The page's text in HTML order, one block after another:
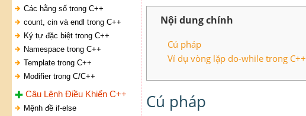
Các hằng số trong C++
count, cin và endl trong C++
Ký tự đặc biệt trong C++
Namespace trong C++
Template trong C++
Modifier trong C/C++
Câu Lệnh Điều Khiển C++
Mệnh đề if-else
Nội dung chính
Cú pháp
Ví dụ vòng lặp do-while trong C++
Cú pháp